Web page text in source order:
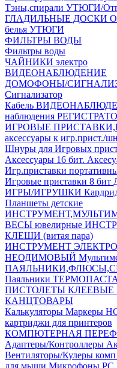
Тэны,спирали УТЮГИ/
ГЛАДИЛЬНЫЕ ДОСКИ
белья УТЮГИ
ФИЛЬТРЫ ВОДЫ
Фильтры воды
ЧАЙНИКИ электро
ВИДЕОНАБЛЮДЕНИЕ
ДОМОФОНЫ/
Сигнализатор
Кабель
наблюдения
ИГРОВЫЕ
аксесcуары к игр.прист./
Шнуры для Игровых
Аксессуары 16 бит.
Игр.приставки
Игровые приставки 8 бит
ИГРЫ/ИГРУШКИ
Планшеты детские
ВЕСЫ ювелирные
КЛЕЩИ (витая пара)
ИНСТРУМЕНТ ЭЛЕКТРО
НЕОДИМОВЫЙ
Паяльники ТЕРМОПАСТА
ПИСТОЛЕТЫ КЛЕЕВЫЕ
КАНЦТОВАРЫ
Калькуляторы Маркеры
картриджи для принтеров
КОМПЮТЕРНАЯ
Адаптеры/Контроллеры
Вентиляторы/Кулеры комп
для мыши Микрофоны PC